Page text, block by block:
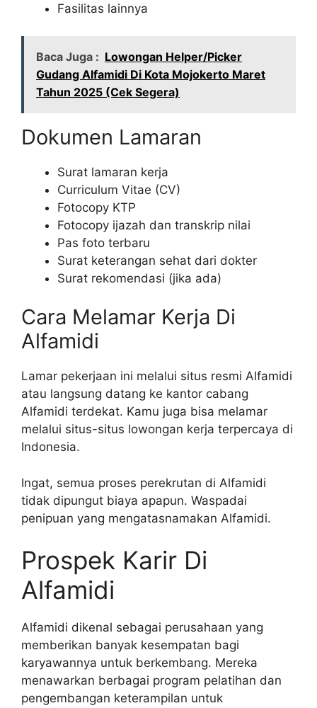
Fasilitas lainnya
Baca Juga : Lowongan Helper/Picker
Gudang Alfamidi Di Kota Mojokerto Maret
Tahun 2025 (Cek Segera)
Dokumen Lamaran
Surat lamaran kerja
Curriculum Vitae (CV)
Fotocopy KTP
Fotocopy ijazah dan transkrip nilai
Pas foto terbaru
Surat keterangan sehat dari dokter
Surat rekomendasi (jika ada)
Cara Melamar Kerja Di
Alfamidi
Lamar pekerjaan ini melalui situs resmi Alfamidi
atau langsung datang ke kantor cabang
Alfamidi terdekat. Kamu juga bisa melamar
melalui situs-situs lowongan kerja terpercaya di
Indonesia.
Ingat, semua proses perekrutan di Alfamidi
tidak dipungut biaya apapun. Waspadai
penipuan yang mengatasnamakan Alfamidi.
Prospek Karir Di
Alfamidi
Alfamidi dikenal sebagai perusahaan yang
memberikan banyak kesempatan bagi
karyawannya untuk berkembang. Mereka
menawarkan berbagai program pelatihan dan
pengembangan keterampilan untuk